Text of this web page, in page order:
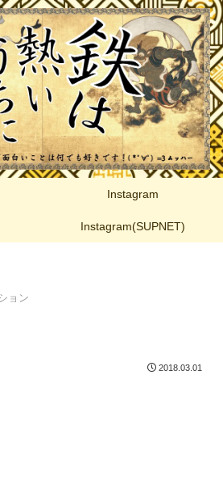
Instagram
Instagram(SUPNET)
ョン
2018.03.01